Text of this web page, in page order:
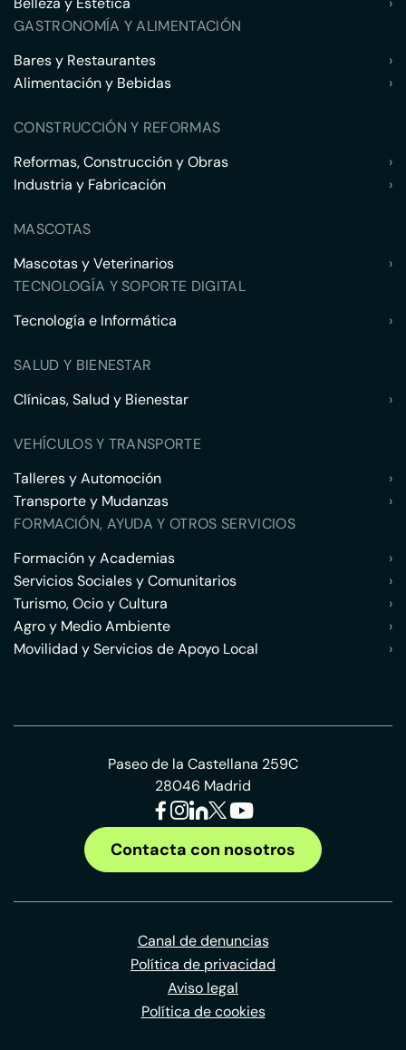
GASTRONOMÍA Y ALIMENTACIÓN
Bares y Restaurantes
›
Alimentación y Bebidas
›
CONSTRUCCIÓN Y REFORMAS
Reformas, Construcción y Obras
›
Industria y Fabricación
›
MASCOTAS
Mascotas y Veterinarios
›
TECNOLOGÍA Y SOPORTE DIGITAL
Tecnología e Informática
›
SALUD Y BIENESTAR
Clínicas, Salud y Bienestar
›
VEHÍCULOS Y TRANSPORTE
Talleres y Automoción
›
Transporte y Mudanzas
›
FORMACIÓN, AYUDA Y OTROS SERVICIOS
Formación y Academias
›
Servicios Sociales y Comunitarios
›
Turismo, Ocio y Cultura
›
Agro y Medio Ambiente
›
Movilidad y Servicios de Apoyo Local
›
Paseo de la Castellana 259C
28046 Madrid
Contacta con nosotros
Canal de denuncias
Política de privacidad
Aviso legal
Política de cookies